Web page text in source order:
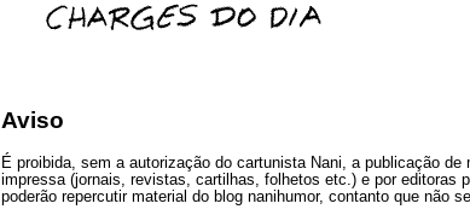
Aviso
É proibida, sem a autorização do cartunista Nani, a publicação
impressa (jornais, revistas, cartilhas, folhetos etc.) e por editoras
poderão repercutir material do blog nanihumor, contanto que não